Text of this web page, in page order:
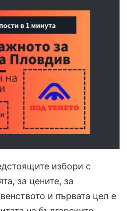
избори с
за цените, за
и първата цел е